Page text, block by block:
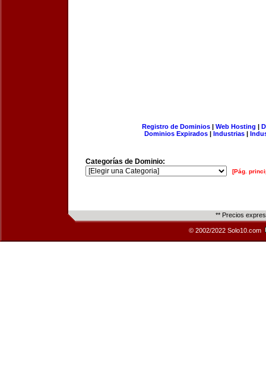
Registro de Dominios| Web Hosting |
Dominios Expirados | Industrias |
Categorías de Dominio:
[Pág.
** Precios
© 2002/2022 Solo10.com